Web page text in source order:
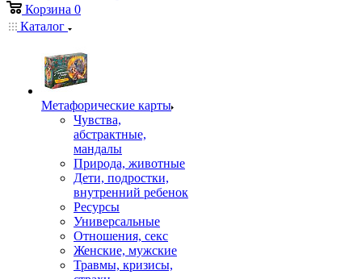
Корзина 0
Каталог
Mетафорические карты
Чувства,
абстрактные,
мандалы
Природа, животные
Дети, подростки,
внутренний ребенок
Ресурсы
Универсальные
Отношения, секс
Женские, мужские
Травмы, кризисы,